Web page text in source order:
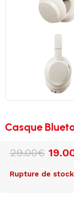
Casque
29.00€
Rupture de stock